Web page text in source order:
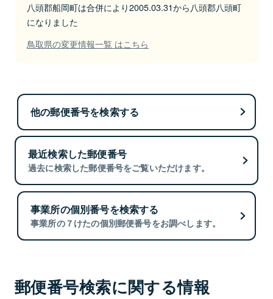
八頭郡船岡町は合併により2005.03.31から八頭郡八頭町
になりました
鳥取県の変更情報一覧 はこちら
他の郵便番号を検索する
最近検索した郵便番号
過去に検索した郵便番号をご覧いただけます。
事業所の個別番号を検索する
事業所の７けたの個別郵便番号をお調べします。
郵便番号検索に関する情報